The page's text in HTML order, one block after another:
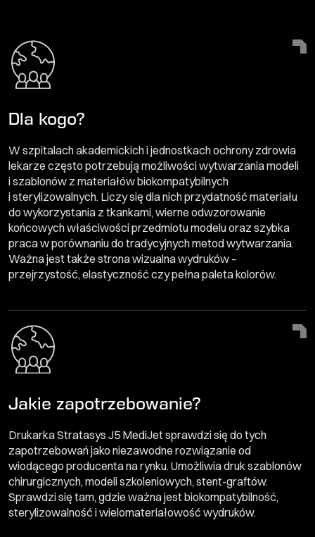
Dla kogo?
W szpitalach akademickich i jednostkach ochrony zdrowia
lekarze często potrzebują możliwości wytwarzania modeli
i szablonów z materiałów biokompatybilnych
i sterylizowalnych. Liczy się dla nich przydatność materiału
do wykorzystania z tkankami, wierne odwzorowanie
końcowych właściwości przedmiotu modelu oraz szybka
praca w porównaniu do tradycyjnych metod wytwarzania.
Ważna jest także strona wizualna wydruków –
przejrzystość, elastyczność czy pełna paleta kolorów.
Jakie zapotrzebowanie?
Drukarka Stratasys J5 MediJet sprawdzi się do tych
zapotrzebowań jako niezawodne rozwiązanie od
wiodącego producenta na rynku. Umożliwia druk szablonów
chirurgicznych, modeli szkoleniowych, stent-graftów.
Sprawdzi się tam, gdzie ważna jest biokompatybilność,
sterylizowalność i wielomateriałowość wydruków.